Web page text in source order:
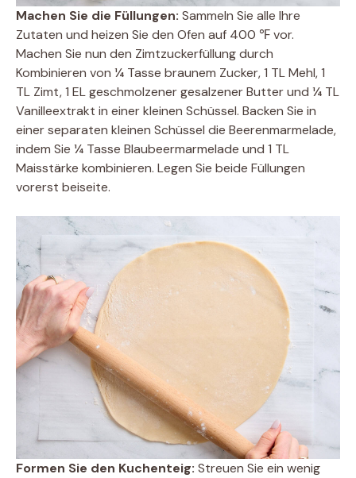
Machen Sie die Füllungen: Sammeln Sie alle Ihre
Zutaten und heizen Sie den Ofen auf 400 ℉ vor.
Machen Sie nun den Zimtzuckerfüllung durch
Kombinieren von ¼ Tasse braunem Zucker, 1 TL Mehl, 1
TL Zimt, 1 EL geschmolzener gesalzener Butter und ¼ TL
Vanilleextrakt in einer kleinen Schüssel. Backen Sie in
einer separaten kleinen Schüssel die Beerenmarmelade,
indem Sie ¼ Tasse Blaubeermarmelade und 1 TL
Maisstärke kombinieren. Legen Sie beide Füllungen
vorerst beiseite.
Formen Sie den Kuchenteig: Streuen Sie ein wenig